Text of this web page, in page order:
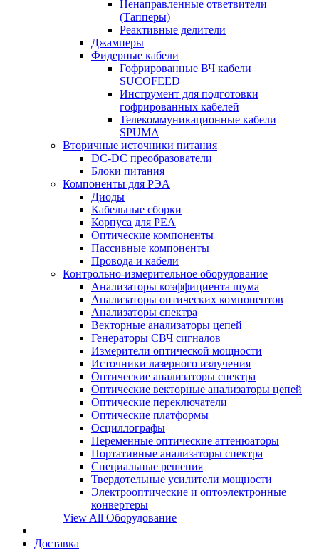
Ненаправленные ответвители
(Тапперы)
Реактивные делители
Джамперы
Фидерные кабели
Гофрированные ВЧ кабели
SUCOFEED
Инструмент для подготовки
гофрированных кабелей
Телекоммуникационные кабели
SPUMA
Вторичные источники питания
DC-DC преобразователи
Блоки питания
Компоненты для РЭА
Диоды
Кабельные сборки
Корпуса для РЕА
Оптические компоненты
Пассивные компоненты
Провода и кабели
Контрольно-измерительное оборудование
Анализаторы коэффициента шума
Анализаторы оптических компонентов
Анализаторы спектра
Векторные анализаторы цепей
Генераторы СВЧ сигналов
Измерители оптической мощности
Источники лазерного излучения
Оптические анализаторы спектра
Оптические векторные анализаторы цепей
Оптические переключатели
Оптические платформы
Осциллографы
Переменные оптические аттенюаторы
Портативные анализаторы спектра
Специальные решения
Твердотельные усилители мощности
Электрооптические и оптоэлектронные
конвертеры
View All Оборудование
Доставка